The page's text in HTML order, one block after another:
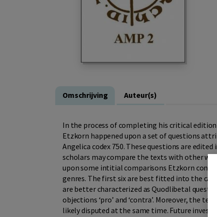
Omschrijving Auteur(s)
In the process of completing his critical edition
Etzkorn happened upon a set of questions
Angelica codex 750. These questions are
scholars may compare the texts with other
upon some intitial comparisons Etzkorn
genres. The first six are best fitted into the
are better characterized as Quodlibetal
objections ‘pro’ and ‘contra’. Moreover, the
likely disputed at the same time. Future